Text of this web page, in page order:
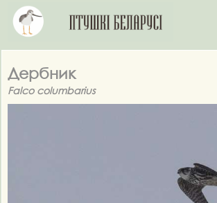
Дербник
Falco columbarius